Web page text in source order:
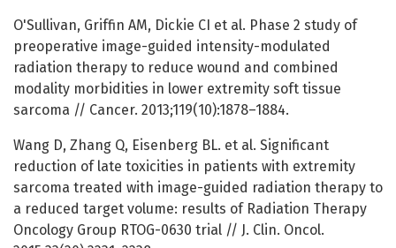
O'Sullivan, Griffin AM, Dickie CI et al. Phase 2 study of
preoperative image-guided intensity-modulated
radiation therapy to reduce wound and combined
modality morbidities in lower extremity soft tissue
sarcoma // Cancer. 2013;119(10):1878–1884.
Wang D, Zhang Q, Eisenberg BL. et al. Significant
reduction of late toxicities in patients with extremity
sarcoma treated with image-guided radiation therapy to
a reduced target volume: results of Radiation Therapy
Oncology Group RTOG-0630 trial // J. Clin. Oncol.